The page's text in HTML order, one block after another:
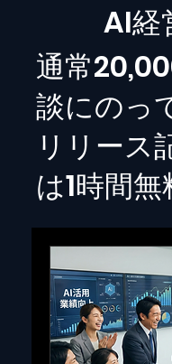
​AI経
通常
談にのっ
リリース
は1時間無